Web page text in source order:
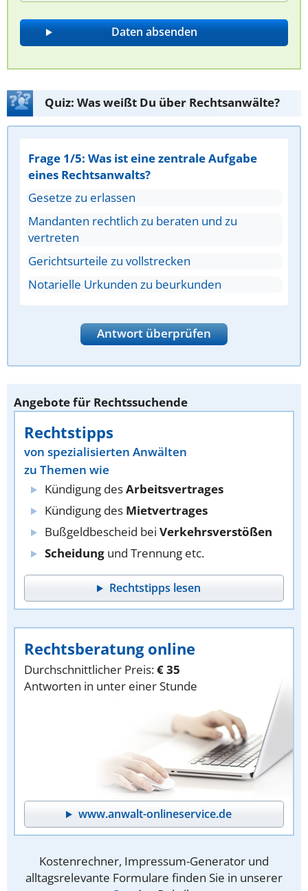
Quiz: Was weißt Du über Rechtsanwälte?
Frage 1/5: Was ist eine zentrale Aufgabe
eines Rechtsanwalts?
Gesetze zu erlassen
Mandanten rechtlich zu beraten und zu
vertreten
Gerichtsurteile zu vollstrecken
Notarielle Urkunden zu beurkunden
Antwort überprüfen
Angebote für Rechtssuchende
Rechtstipps
von spezialisierten Anwälten
zu Themen wie
Kündigung desArbeitsvertrages
Kündigung des Mietvertrages
Bußgeldbescheid bei Verkehrsverstößen
Scheidung und Trennung etc.
Rechtstipps lesen
Rechtsberatung online
Durchschnittlicher Preis:€ 35
Antworten in unter einer Stunde
www.anwalt-onlineservice.de
Kostenrechner, Impressum-Generator und
alltagsrelevante Formulare finden Sie in unserer